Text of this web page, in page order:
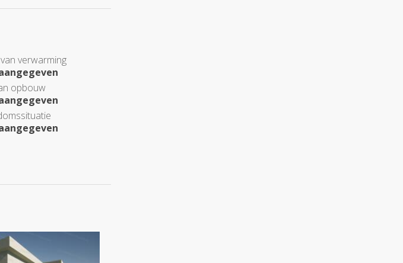
verwarming
opbouw